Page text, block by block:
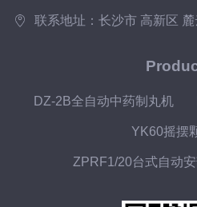
联系地址：长沙市 高新区
DZ-2B全自动中药制丸机
YK60摇摆
ZPRF1/20台式自动